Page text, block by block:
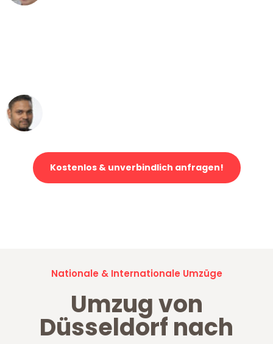
Kostenlos & unverbindlich anfragen!
Nationale & Internationale Umzüge
Umzug von
Düsseldorf nach